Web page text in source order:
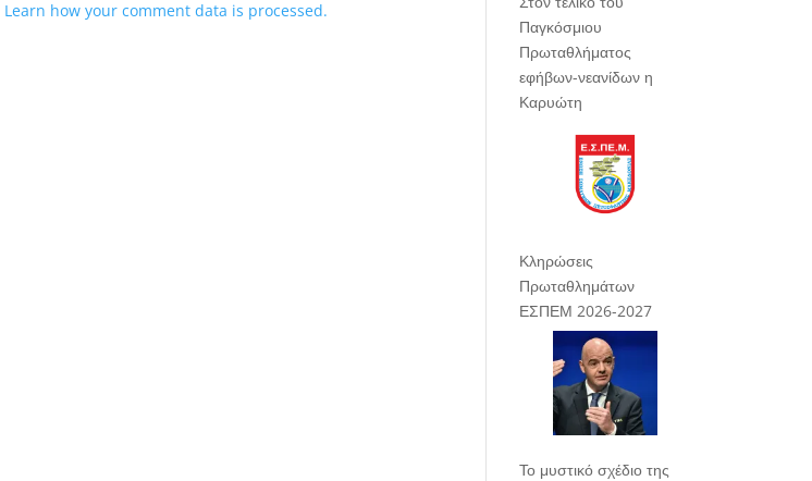
Learn how your comment data is processed.
Παγκόσμιου
Πρωταθλήματος
εφήβων-νεανίδων η
Καρυώτη
Κληρώσεις
Πρωταθλημάτων
ΕΣΠΕΜ 2026-2027
Το μυστικό σχέδιο της